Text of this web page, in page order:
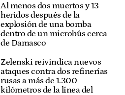
Al menos dos muertos y 13
heridos después de la
explosión de una bomba
dentro de un microbús cerca
de Damasco
Zelenski reivindica nuevos
ataques contra dos refinerías
rusas a más de 1.300
kilómetros de la línea del